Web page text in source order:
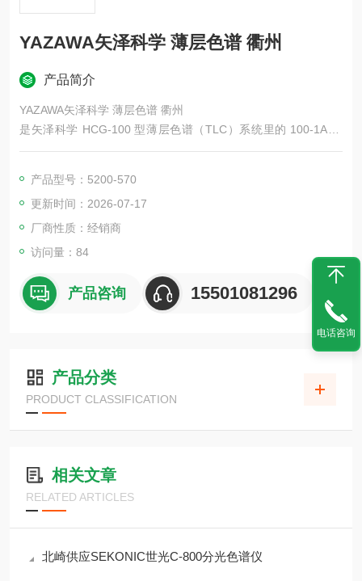
YAZAWA矢泽科学 薄层色谱 衢州
产品简介
YAZAWA矢泽科学 薄层色谱 衢州
是矢泽科学 HCG-100 型薄层色谱（TLC）系统里的 100-1A 吸
附剂涂布器（涂板器），用于实验室自制薄层板，可精准涂布硅
产品型号：5200-570
更新时间：2026-07-17
厂商性质：经销商
访问量：84
产品咨询 15501081296
产品分类
PRODUCT CLASSIFICATION
相关文章
RELATED ARTICLES
北崎供应SEKONIC世光C-800分光色谱仪
电话咨询